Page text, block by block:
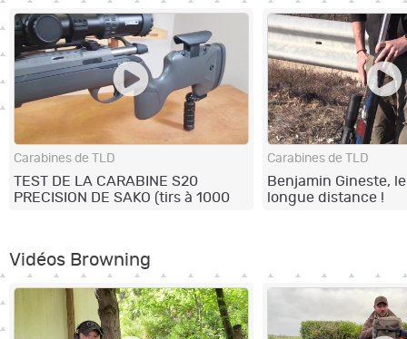
Carabines de TLD
TEST DE LA CARABINE S20
PRECISION DE SAKO (tirs à 1000
Carabines de TLD
Benjamin Gineste,
longue distance !
Vidéos Browning